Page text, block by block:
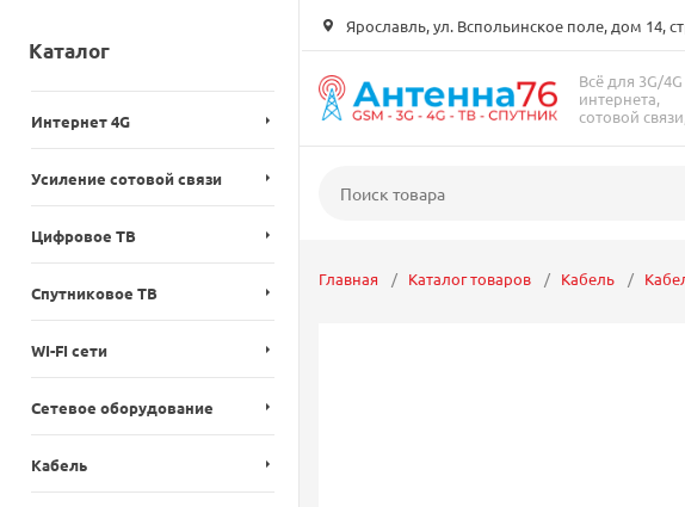
Ярославль, ул. Вспольинское поле, дом 14,
Всё для 3G/4G
интернета,
сотовой
Каталог
Интернет 4G
Усиление сотовой связи
Цифровое ТВ
Спутниковое ТВ
WI-FI сети
Сетевое оборудование
Кабель
Главная Каталог товаров Кабель